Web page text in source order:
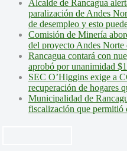
Alcalde de Rancagua
paralización de Andes
de desempleo y esto
Comisión de Minería
del proyecto Andes Norte
Rancagua contará con
aprobó por unanimidad
SEC O’Higgins exige a
recuperación de hogares
Municipalidad de
fiscalización que permitió